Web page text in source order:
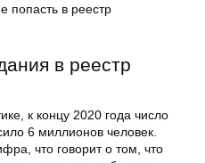
попасть в реестр
в реестр
к концу 2020 года число
6 миллионов человек.
что говорит о том, что